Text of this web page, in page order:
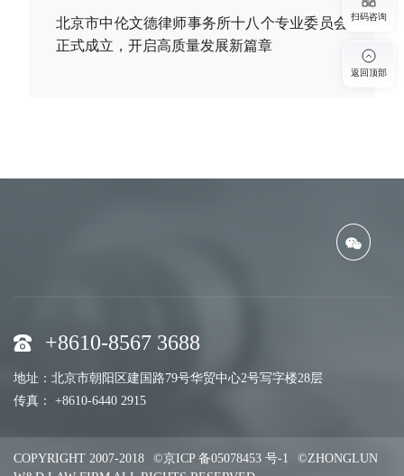
北京市中伦文德律师事务所十八个专业委员会
正式成立，开启高质量发展新篇章
+8610-8567 3688
地址：北京市朝阳区建国路79号华贸中心2号写字楼28层
传真： +8610-6440 2915
COPYRIGHT 2007-2018 ©京ICP 备05078453 号-1
©ZHONGLUN
扫码咨询
返回顶部